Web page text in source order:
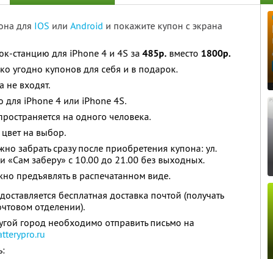
для IOS или Android и покажите купон с экрана
станцию для iPhone 4 и 4S за 485р. вместо 1800р.
угодно купонов для себя и в подарок.
не входят.
для iPhone 4 или iPhone 4S.
на одного человека.
на выбор.
забрать сразу после приобретения купона: ул.
«Сам заберу» с 10.00 до 21.00 без выходных.
предъявлять в распечатанном виде.
бесплатная доставка почтой (получать
отделении).
город необходимо отправить письмо на